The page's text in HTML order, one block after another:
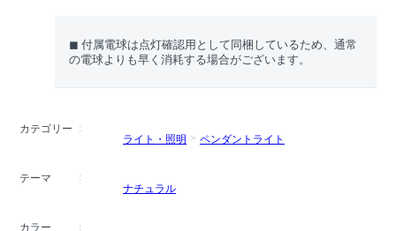
◼︎ 付属電球は点灯確認用として同梱しているため、通常
の電球よりも早く消耗する場合がございます。
カテゴリー
ライト・照明
ペンダントライト
テーマ
ナチュラル
カラー